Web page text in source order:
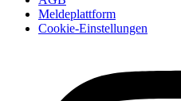
Meldeplattform
Cookie-Einstellungen